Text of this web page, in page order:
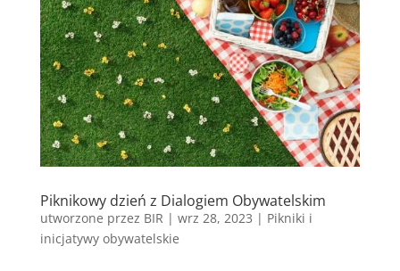
Piknikowy dzień z Dialogiem Obywatelskim
utworzone przez BIR | wrz 28, 2023 | Pikniki i
inicjatywy obywatelskie